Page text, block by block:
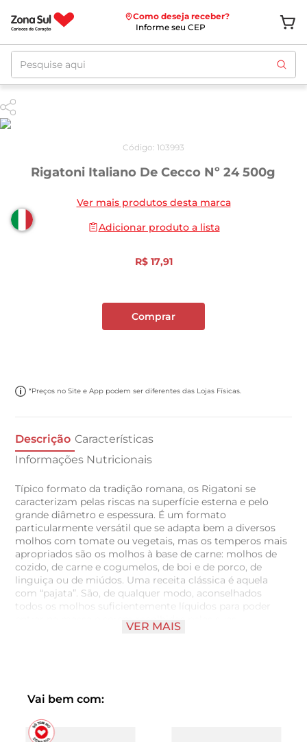
Como deseja receber?
Informe seu CEP
Pesquise aqui
Código: 103993
Rigatoni Italiano De Cecco Nº 24 500g
Ver mais produtos desta marca
Adicionar produto a lista
R$ 17,91
Comprar
*Preços no Site e App podem ser diferentes das Lojas Físicas.
Descrição Características
Informações Nutricionais
Típico formato da tradição romana, os Rigatoni se
caracterizam pelas riscas na superfície esterna e pelo
grande diâmetro e espessura. É um formato
particularmente versátil que se adapta bem a diversos
molhos com tomate ou vegetais, mas os temperos mais
apropriados são os molhos à base de carne: molhos de
cozido, de carne e cogumelos, de boi e de porco, de
linguiça ou de miúdos. Uma receita clássica é aquela
com “pajata”. São, de qualquer modo, aconselhados
todos os molhos suficientemente líquidos para poder
entrar na massa e serem recolhidas pelas suas
VER MAIS
Vai bem com: